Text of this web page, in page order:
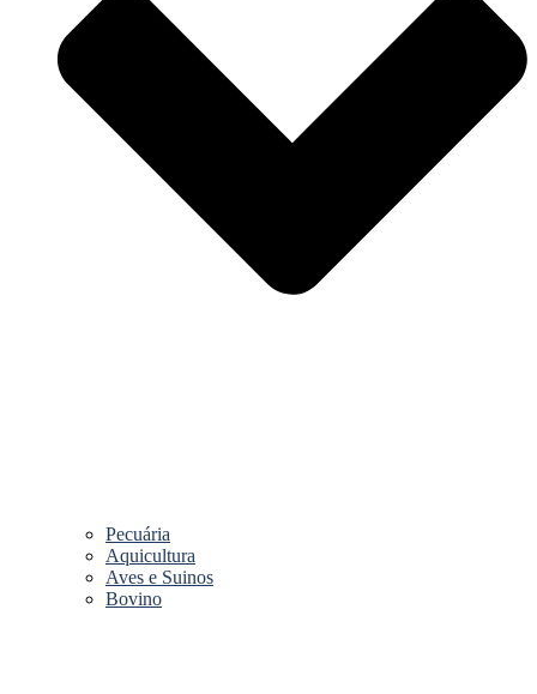
Pecuária
Aquicultura
Aves e Suinos
Bovino